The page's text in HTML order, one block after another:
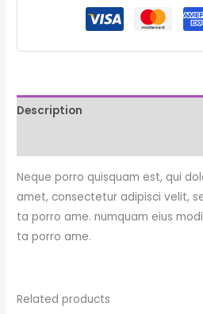
Description
Neque porro quisquam est, qui
amet, consectetur adipisci velit,
ta porro ame. numquam eius
ta porro ame.
Related products